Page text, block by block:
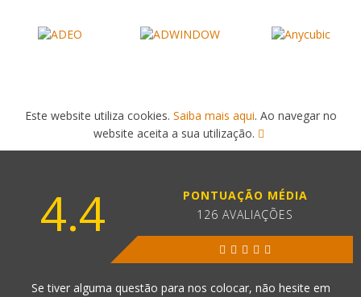
Este website utiliza cookies. Saiba mais aqui. Ao navegar no
website aceita a sua utilização.
4.4
PONTUAÇÃO MÉDIA
126 AVALIAÇÕES
Se tiver alguma questão para nos colocar, não hesite em